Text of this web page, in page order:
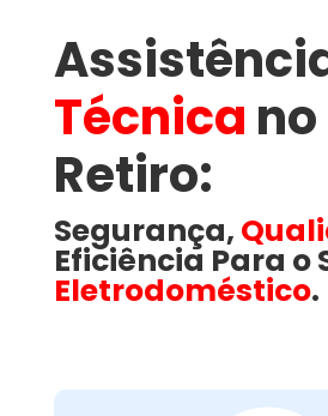
Técnica
Retiro​:
Segurança,
Eficiência Para o
Eletrodoméstico.